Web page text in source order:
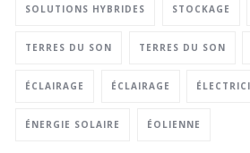
SOLUTIONS HYBRIDES STOCKAGE
TERRES DU SON TERRES DU SON
ÉCLAIRAGE ÉCLAIRAGE
ÉNERGIE SOLAIRE ÉOLIENNE